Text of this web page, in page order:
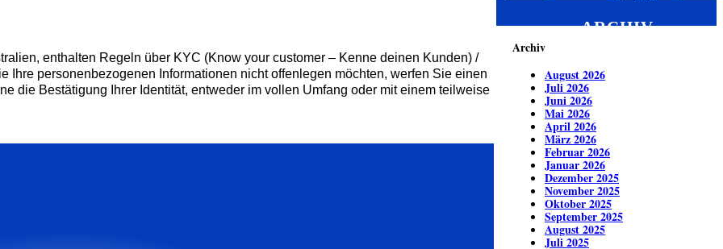
enthalten Regeln über KYC (Know your customer – Kenne deinen Kunden) /
Ihre personenbezogenen Informationen nicht offenlegen möchten, werfen Sie einen
die Bestätigung Ihrer Identität, entweder im vollen Umfang oder mit einem teilweise
ARCHIV
Archiv
August 2026
Juli 2026
Juni 2026
Mai 2026
April 2026
März 2026
Februar 2026
Januar 2026
Dezember 2025
November 2025
Oktober 2025
September 2025
August 2025
Juli 2025